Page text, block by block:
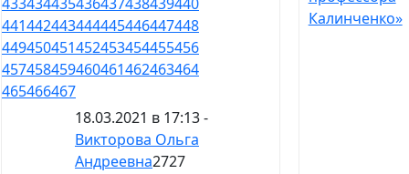
441442443444445446447448
449450451452453454455456
457458459460461462463464
465466467
18.03.2021 в 17:13 -
Викторова Ольга
Андреевна2727
Калинченко»